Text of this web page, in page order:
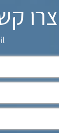
צרו קשר 09-